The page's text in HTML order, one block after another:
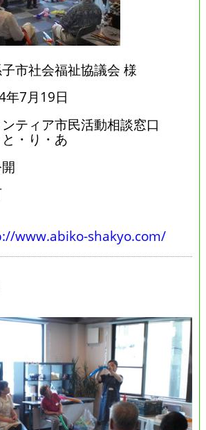
市社会福祉協議会 様
年7月19日
ティア市民活動相談窓口
・り・あ
www.abiko-shakyo.com/